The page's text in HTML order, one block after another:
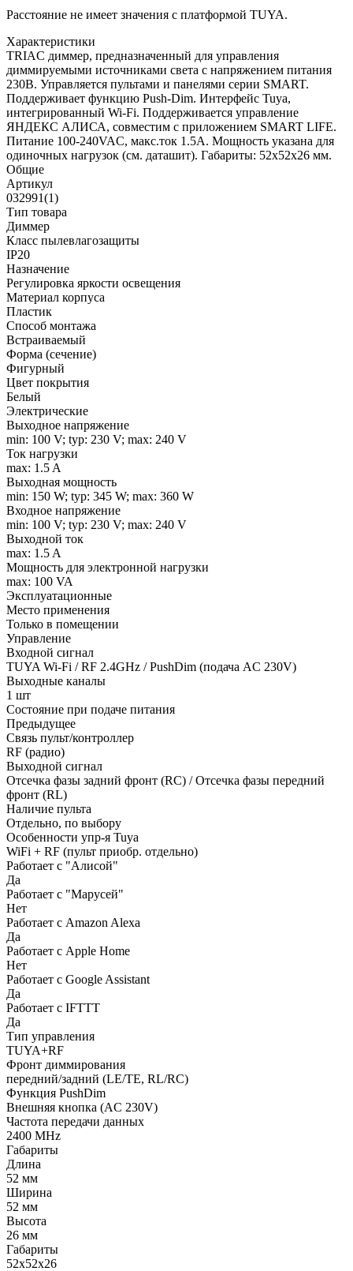
Расстояние не имеет значения с платформой TUYA.
Характеристики
TRIAC диммер, предназначенный для управления
диммируемыми источниками света с напряжением питания
230В. Управляется пультами и панелями серии SMART.
Поддерживает функцию Push-Dim. Интерфейс Tuya,
интегрированный Wi-Fi. Поддерживается управление
ЯНДЕКС АЛИСА, совместим с приложением SMART LIFE.
Питание 100-240VAC, макс.ток 1.5А. Мощность указана для
одиночных нагрузок (см. даташит). Габариты: 52x52x26 мм.
Общие
Артикул
032991(1)
Тип товара
Диммер
Класс пылевлагозащиты
IP20
Назначение
Регулировка яркости освещения
Материал корпуса
Пластик
Способ монтажа
Встраиваемый
Форма (сечение)
Фигурный
Цвет покрытия
Белый
Электрические
Выходное напряжение
min: 100 V; typ: 230 V; max: 240 V
Ток нагрузки
max: 1.5 A
Выходная мощность
min: 150 W; typ: 345 W; max: 360 W
Входное напряжение
min: 100 V; typ: 230 V; max: 240 V
Выходной ток
max: 1.5 A
Мощность для электронной нагрузки
max: 100 VA
Эксплуатационные
Место применения
Только в помещении
Управление
Входной сигнал
TUYA Wi-Fi / RF 2.4GHz / PushDim (подача AC 230V)
Выходные каналы
1 шт
Состояние при подаче питания
Предыдущее
Связь пульт/контроллер
RF (радио)
Выходной сигнал
Отсечка фазы задний фронт (RC) / Отсечка фазы передний
фронт (RL)
Наличие пульта
Отдельно, по выбору
Особенности упр-я Tuya
WiFi + RF (пульт приобр. отдельно)
Работает с "Алисой"
Да
Работает с "Марусей"
Нет
Работает с Amazon Alexa
Да
Работает с Apple Home
Нет
Работает с Google Assistant
Да
Работает с IFTTT
Да
Тип управления
TUYA+RF
Фронт диммирования
передний/задний (LE/TE, RL/RC)
Функция PushDim
Внешняя кнопка (AC 230V)
Частота передачи данных
2400 MHz
Габариты
Длина
52 мм
Ширина
52 мм
Высота
26 мм
Габариты
52x52x26